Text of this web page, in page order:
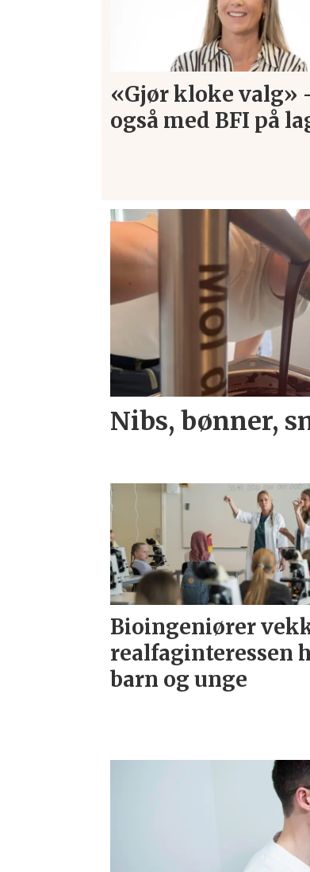
«Gjør kloke valg»
også med BFI på
Nibs, bønner,
Bioingeniører
realfaginteressen
barn og unge